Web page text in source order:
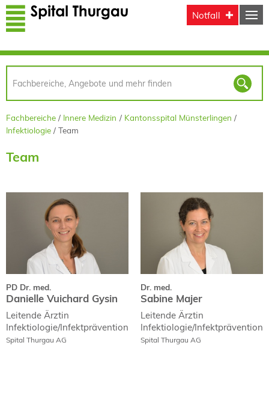
Direkt zum Inhalt
Notfall
Fachbereiche Innere Medizin
Kantonsspital Münsterlingen
Infektiologie
Team
Team
PD Dr. med.
Danielle Vuichard Gysin
Leitende Ärztin
Infektiologie/Infektprävention
Spital Thurgau AG
Danielle Vuichard Gysin
Dr. med.
Sabine Majer
Leitende Ärztin
Infektiologie/Infektprävention
Spital Thurgau AG
Sabine Majer